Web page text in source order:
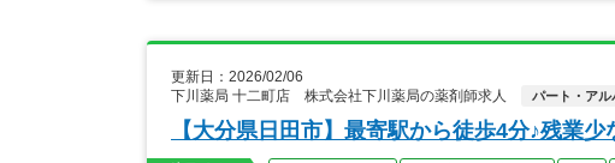
更新日：2026/02/06
下川薬局 十二町店 株式会社下川薬局の薬剤師求人
パート・アル
【大分県日田市】最寄駅から徒歩4分♪残業